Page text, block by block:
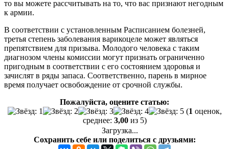
то вы можете рассчитывать на то, что вас признают негодным
к армии.
В соответствии с установленным Расписанием болезней,
третья степень заболевания варикоцеле может являться
препятствием для призыва. Молодого человека с таким
диагнозом члены комиссии могут признать ограниченно
пригодным в соответствии с его состоянием здоровья и
зачислят в ряды запаса. Соответственно, парень в мирное
время получает освобождение от срочной службы.
Пожалуйста, оцените статью:
(1 оценок,
среднее: 3,00из 5)
Загрузка...
Сохранить себе или поделиться с друзьями: